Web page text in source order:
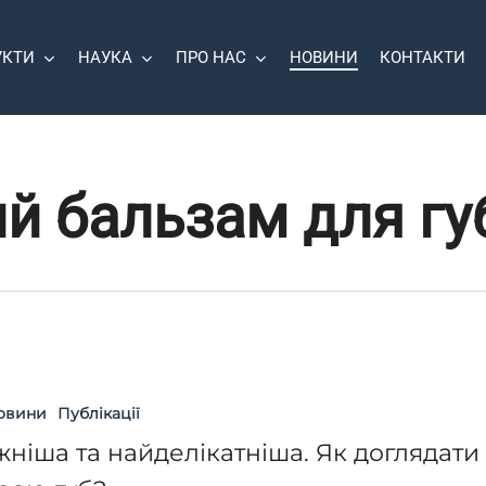
НАУКА ПРО НАС НОВИНИ КОНТАКТИ
бальзам для
Публікації
та найделікатніша. Як доглядати